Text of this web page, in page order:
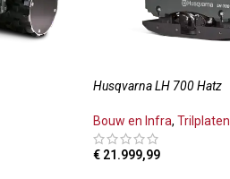
Husqvarna LH 700 Hatz
Bouw en Infra, Trilplaten
€ 21.999,99